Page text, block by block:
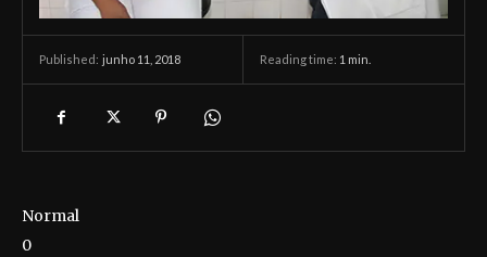
Published: junho 11, 2018 Reading time: 1 min.
Normal
0